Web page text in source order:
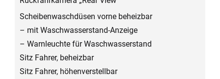
Scheibenwaschdüsen vorne beheizbar
– mit Waschwasserstand-Anzeige
– Warnleuchte für Waschwasserstand
Sitz Fahrer, beheizbar
Sitz Fahrer, höhenverstellbar